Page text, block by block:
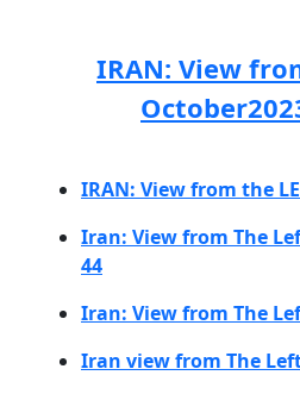
IRAN: View
IRAN: View from the
Iran: View from The
44
Iran: View from The
Iran view from The